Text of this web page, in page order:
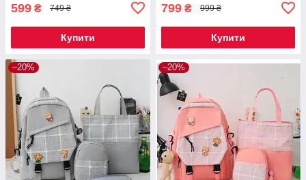
599 ₴ 749 ₴
Купити
799 ₴ 999 ₴
Купити
–20% –20%